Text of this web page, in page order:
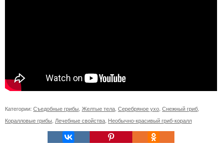
Категории: Съедобные грибы Желтые тела Серебряное ухо Снежный гриб
Коралловые грибы Лечебные свойства Необычно-красивый гриб-коралл